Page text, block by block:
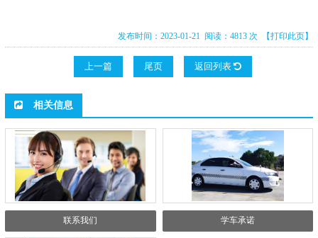
发布时间：2023-01-21 阅读：4813 次 【打印此页】
上一篇 尾页 返回列表
相关信息
联系我们 学车承诺